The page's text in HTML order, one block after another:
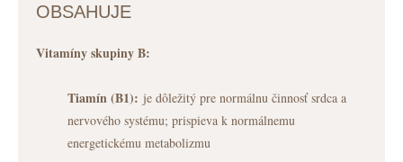
OBSAHUJE
Vitamíny skupiny B:
Tiamín (B1): je dôležitý pre normálnu činnosť srdca a
nervového systému; prispieva k normálnemu
energetickému metabolizmu